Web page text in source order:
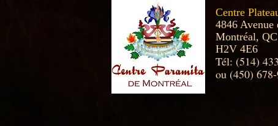
Centre
4846 Avenue
Montréal, QC
H2V 4E6
Tél: (514)
ou (450)